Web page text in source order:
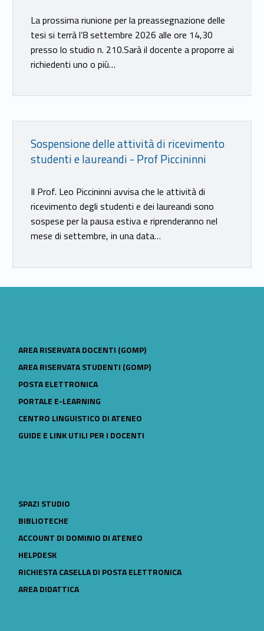
La prossima riunione per la preassegnazione delle
tesi si terrà l’8 settembre 2026 alle ore 14,30
presso lo studio n. 210.Sarà il docente a proporre ai
richiedenti uno o più…
Link identifier #identifier__163715-21
Sospensione delle attività di ricevimento
studenti e laureandi - Prof Piccininni
Il Prof. Leo Piccininni avvisa che le attività di
ricevimento degli studenti e dei laureandi sono
sospese per la pausa estiva e riprenderanno nel
mese di settembre, in una data…
LINK IDENTIFIER #IDENTIFIER__184631-22
AREA RISERVATA DOCENTI (GOMP)
LINK IDENTIFIER #IDENTIFIER__157155-23
AREA RISERVATA STUDENTI (GOMP)
LINK IDENTIFIER #IDENTIFIER__51932-24
POSTA ELETTRONICA
LINK IDENTIFIER #IDENTIFIER__53355-25
PORTALE E-LEARNING
LINK IDENTIFIER #IDENTIFIER__167603-26
CENTRO LINGUISTICO DI ATENEO
LINK IDENTIFIER #IDENTIFIER__150499-27
GUIDE E LINK UTILI PER I DOCENTI
LINK IDENTIFIER #IDENTIFIER__18922-28
SPAZI STUDIO
LINK IDENTIFIER #IDENTIFIER__151348-29
BIBLIOTECHE
LINK IDENTIFIER #IDENTIFIER__71584-30
ACCOUNT DI DOMINIO DI ATENEO
LINK IDENTIFIER #IDENTIFIER__126081-31
HELPDESK
LINK IDENTIFIER #IDENTIFIER__51991-32
RICHIESTA CASELLA DI POSTA ELETTRONICA
LINK IDENTIFIER #IDENTIFIER__181968-33
AREA DIDATTICA